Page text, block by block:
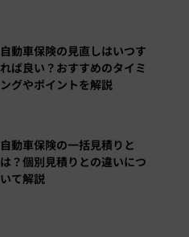
自動車保険の見直しはいつす
れば良い？おすすめのタイミ
ングやポイントを解説
自動車保険の一括見積りと
は？個別見積りとの違いにつ
いて解説